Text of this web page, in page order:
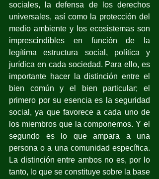
sociales, la defensa de los derechos
universales, así como la protección del
medio ambiente y los ecosistemas son
imprescindibles en función de la
legítima estructura social, política y
jurídica en cada sociedad. Para ello, es
importante hacer la distinción entre el
bien común y el bien particular; el
primero por su esencia es la seguridad
social, ya que favorece a cada uno de
los miembros que la componemos. Y el
segundo es lo que ampara a una
persona o a una comunidad específica.
La distinción entre ambos no es, por lo
tanto, lo que se constituye sobre la base